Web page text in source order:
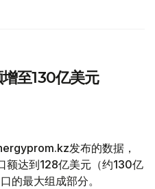
至130亿美元
发布的数据，
额达到128亿美元（约130亿
的最大组成部分。